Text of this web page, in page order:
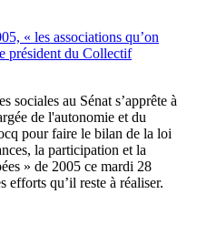
« les associations qu’on
président du Collectif
sociales au Sénat s’apprête à
de l'autonomie et du
pour faire le bilan de la loi
la participation et la
» de 2005 ce mardi 28
efforts qu’il reste à réaliser.